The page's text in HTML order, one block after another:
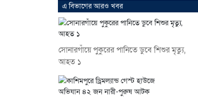
এ বিভাগের আরও খবর
সোনারগাঁয়ে পুকুরের পানিতে ডুবে শিশুর মৃত্যু,
আহত ১